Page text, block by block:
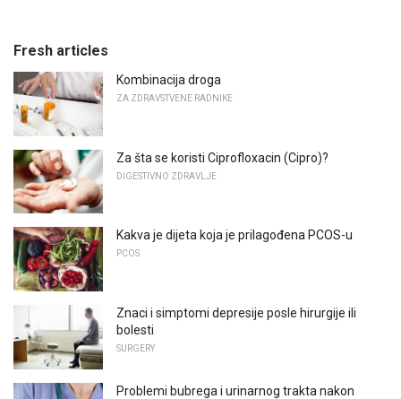
Fresh articles
Kombinacija droga
ZA ZDRAVSTVENE RADNIKE
Za šta se koristi Ciprofloxacin (Cipro)?
DIGESTIVNO ZDRAVLJE
Kakva je dijeta koja je prilagođena PCOS-u
PCOS
Znaci i simptomi depresije posle hirurgije ili
bolesti
SURGERY
Problemi bubrega i urinarnog trakta nakon